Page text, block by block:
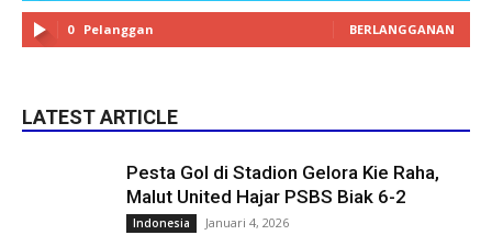
0 Pelanggan BERLANGGANAN
LATEST ARTICLE
Pesta Gol di Stadion Gelora Kie Raha,
Malut United Hajar PSBS Biak 6-2
Indonesia Januari 4, 2026